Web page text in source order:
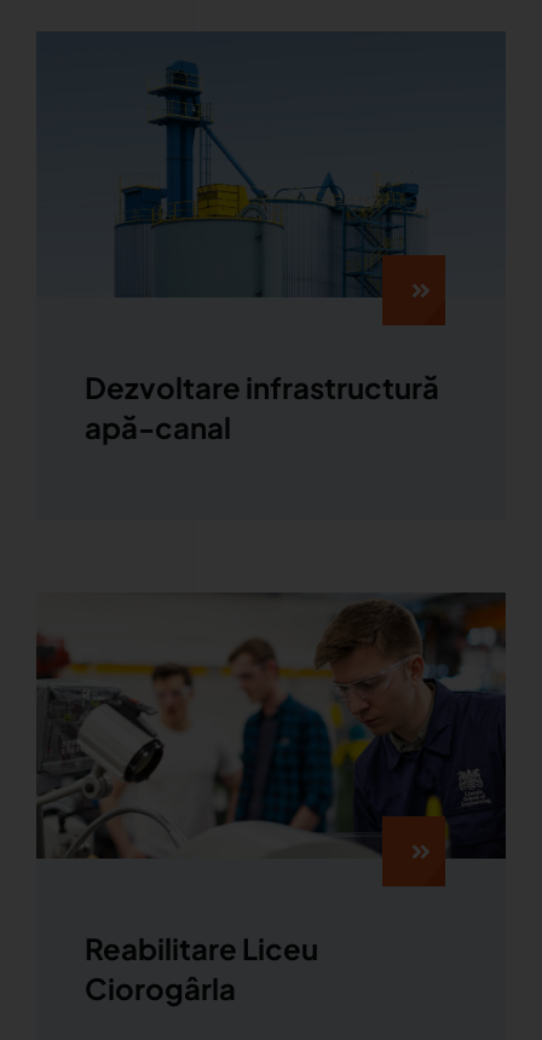
Dezvoltare infrastructură
apă-canal
Reabilitare Liceu
Ciorogârla